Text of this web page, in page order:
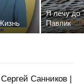
Я лечу до
Павлик
Санников |